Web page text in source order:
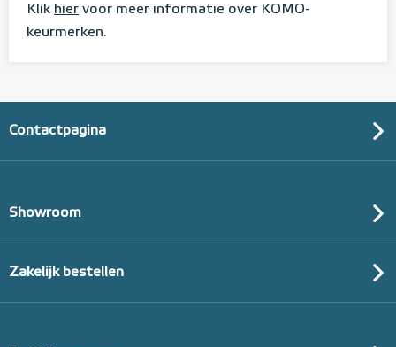
Klik hier voor meer informatie over KOMO-
keurmerken.
Contactpagina
Showroom
Zakelijk bestellen